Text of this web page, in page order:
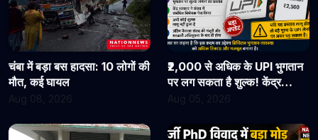
चंबा में बड़ा बस हादसा: 10 लोगों की
मौत, कई घायल
Aug 08, 2026
₹2,000 से अधिक के UPI भुगतान
पर लग सकता है शुल्क! केंद्र
सरकार ने संसद में पेश किया नया
Aug 05, 2026